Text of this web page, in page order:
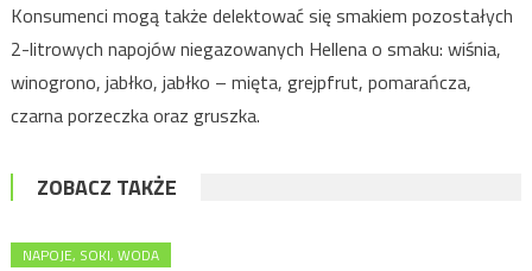
Konsumenci mogą także delektować się smakiem pozostałych
2-litrowych napojów niegazowanych Hellena o smaku: wiśnia,
winogrono, jabłko, jabłko – mięta, grejpfrut, pomarańcza,
czarna porzeczka oraz gruszka.
ZOBACZ TAKŻE
NAPOJE, SOKI, WODA